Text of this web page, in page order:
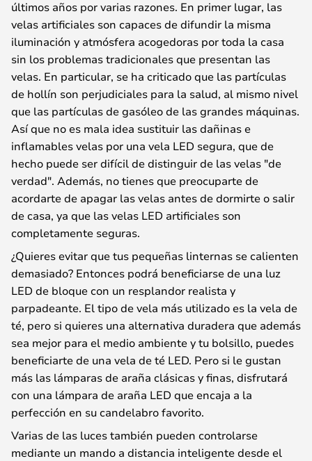
últimos años por varias razones. En primer lugar, las
velas artificiales son capaces de difundir la misma
iluminación y atmósfera acogedoras por toda la casa
sin los problemas tradicionales que presentan las
velas. En particular, se ha criticado que las partículas
de hollín son perjudiciales para la salud, al mismo nivel
que las partículas de gasóleo de las grandes máquinas.
Así que no es mala idea sustituir las dañinas e
inflamables velas por una vela LED segura, que de
hecho puede ser difícil de distinguir de las velas "de
verdad". Además, no tienes que preocuparte de
acordarte de apagar las velas antes de dormirte o salir
de casa, ya que las velas LED artificiales son
completamente seguras.
¿Quieres evitar que tus pequeñas linternas se calienten
demasiado? Entonces podrá beneficiarse de una luz
LED de bloque con un resplandor realista y
parpadeante. El tipo de vela más utilizado es la vela de
té, pero si quieres una alternativa duradera que además
sea mejor para el medio ambiente y tu bolsillo, puedes
beneficiarte de una vela de té LED. Pero si le gustan
más las lámparas de araña clásicas y finas, disfrutará
con una lámpara de araña LED que encaja a la
perfección en su candelabro favorito.
Varias de las luces también pueden controlarse
mediante un mando a distancia inteligente desde el